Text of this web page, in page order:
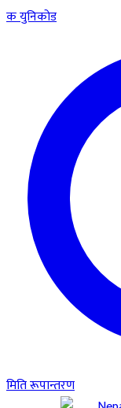
कयुनिकोड
मिति रूपान्तरण